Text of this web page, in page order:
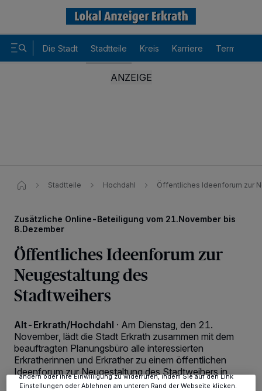
Die Stadt Stadtteile Kreis Karriere Termine
Stadtteile Hochdahl Öffentliches Ideenforum zur
Zusätzliche Online-Beteiligung vom 21.November bis
8.Dezember
Öffentliches Ideenforum zur
Neugestaltung des
Stadtweihers
Alt-Erkrath/Hochdahl · Am Dienstag, den 21.
November, lädt die Stadt Erkrath zusammen mit dem
beauftragten Planungsbüro alle interessierten
Erkratherinnen und Erkrather zu einem öffentlichen
Ideenforum zur Neugestaltung des Stadtweihers in
Hochdahl ein.
Wir und unsere218-Partner speichern und greifen auf
Kennungen auf Ihrem Gerät zu. Durch Auswahl von OK aktivieren Sie
Tracking-Technologien für die unter „Wir und unsere Partner
verarbeiten Daten, um Ihnen Dienste bereitzustellen“ aufgeführten
Zwecke. Wenn Tracker deaktiviert sind, sind manche Inhalte und
Anzeigen möglicherweise nicht mehr so relevant für Sie. Sie können
dieses Menü jederzeit wieder aufrufen, um Ihre Einstellungen zu
ändern oder Ihre Einwilligung zu widerrufen, indem Sie auf den Link
Einstellungen oder Ablehnen am unteren Rand der Webseite klicken.